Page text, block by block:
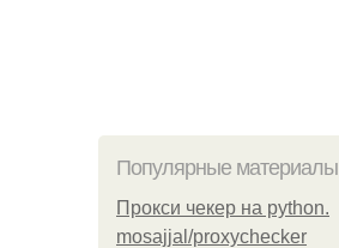
Популярные материалы
Прокси чекер на python.
mosajjal/proxychecker